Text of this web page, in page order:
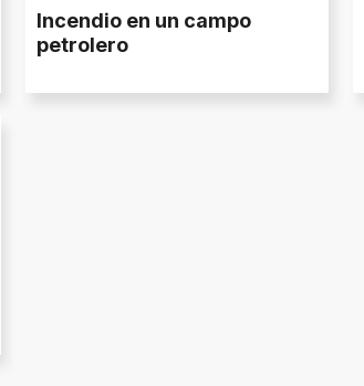
Incendio en un campo
petrolero